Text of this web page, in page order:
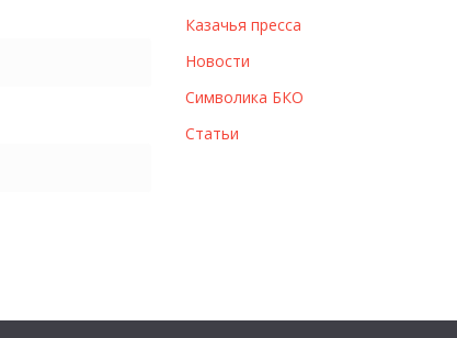
Казачья пресса
Новости
Символика БКО
Статьи